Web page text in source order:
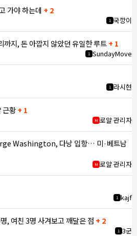
가야 하는데 + 2
1 국깡이
까지, 돈 아깝지 않았던 유일한 루트+ 1
1 SundayMove
1 라시현
근황+ 1
M 로얄 관리자
Washington, 다낭 입항… 미·베트남
M 로얄 관리자
1 kajf
, 여친 3명 사겨보고 깨달은 점 + 2
1 3군